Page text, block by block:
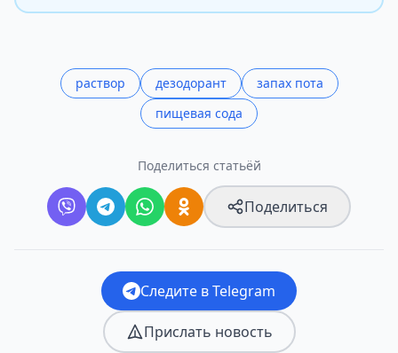
раствор дезодорант
запах пота
пищевая сода
Поделиться статьёй
Поделиться
Следите в Telegram
Прислать новость